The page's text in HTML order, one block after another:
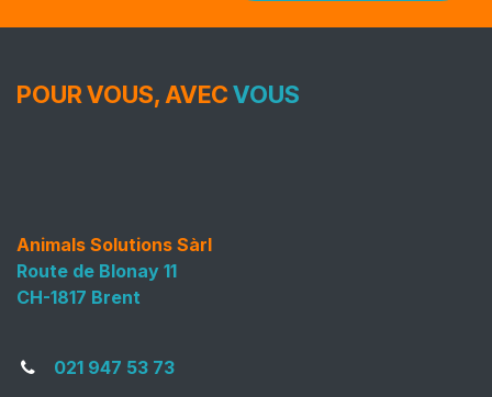
POUR VOUS, AVECVOUS
Animals Solutions Sàrl
Route de Blonay 11
CH-1817 Brent
021 947 53 73